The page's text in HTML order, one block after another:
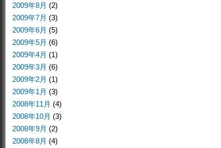
2009年8月 (2)
2009年7月 (3)
2009年6月 (5)
2009年5月 (6)
2009年4月 (1)
2009年3月 (6)
2009年2月 (1)
2009年1月 (3)
2008年11月 (4)
2008年10月 (3)
2008年9月 (2)
2008年8月 (4)